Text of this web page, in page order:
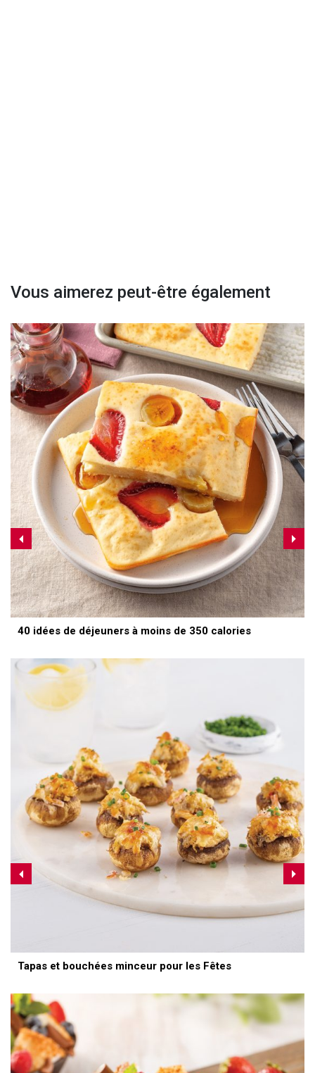
Vous aimerez peut-être également
40 idées de déjeuners à moins de 350 calories
Tapas et bouchées minceur pour les Fêtes